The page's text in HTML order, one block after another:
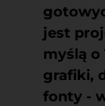
jest
myślą o
grafiki,
fonty -